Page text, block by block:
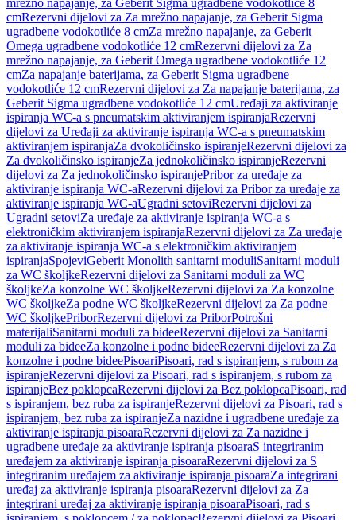
mrežno napajanje, za Geberit Sigma ugradbene vodokotliće 8
cmRezervni dijelovi za Za mrežno napajanje, za Geberit Sigma
ugradbene vodokotliće 8 cmZa mrežno napajanje, za Geberit
Omega ugradbene vodokotliće 12 cmRezervni dijelovi za Za
mrežno napajanje, za Geberit Omega ugradbene vodokotliće 12
cmZa napajanje baterijama, za Geberit Sigma ugradbene
vodokotliće 12 cmRezervni dijelovi za Za napajanje baterijama, za
Geberit Sigma ugradbene vodokotliće 12 cmUređaji za aktiviranje
ispiranja WC-a s pneumatskim aktiviranjem ispiranjaRezervni
dijelovi za Uređaji za aktiviranje ispiranja WC-a s pneumatskim
aktiviranjem ispiranjaZa dvokoličinsko ispiranjeRezervni dijelovi za
Za dvokoličinsko ispiranjeZa jednokoličinsko ispiranjeRezervni
dijelovi za Za jednokoličinsko ispiranjePribor za uređaje za
aktiviranje ispiranja WC-aRezervni dijelovi za Pribor za uređaje za
aktiviranje ispiranja WC-aUgradni setoviRezervni dijelovi za
Ugradni setoviZa uređaje za aktiviranje ispiranja WC-a s
elektroničkim aktiviranjem ispiranjaRezervni dijelovi za Za uređaje
za aktiviranje ispiranja WC-a s elektroničkim aktiviranjem
ispiranjaSpojeviGeberit Monolith sanitarni moduliSanitarni moduli
za WC školjkeRezervni dijelovi za Sanitarni moduli za WC
školjkeZa konzolne WC školjkeRezervni dijelovi za Za konzolne
WC školjkeZa podne WC školjkeRezervni dijelovi za Za podne
WC školjkePriborRezervni dijelovi za PriborPotrošni
materijaliSanitarni moduli za bideeRezervni dijelovi za Sanitarni
moduli za bideeZa konzolne i podne bideeRezervni dijelovi za Za
konzolne i podne bideePisoariPisoari, rad s ispiranjem, s rubom za
ispiranjeRezervni dijelovi za Pisoari, rad s ispiranjem, s rubom za
ispiranjeBez poklopcaRezervni dijelovi za Bez poklopcaPisoari, rad
s ispiranjem, bez ruba za ispiranjeRezervni dijelovi za Pisoari, rad s
ispiranjem, bez ruba za ispiranjeZa nazidne i ugradbene uređaje za
aktiviranje ispiranja pisoaraRezervni dijelovi za Za nazidne i
ugradbene uređaje za aktiviranje ispiranja pisoaraS integriranim
uređajem za aktiviranje ispiranja pisoaraRezervni dijelovi za S
integriranim uređajem za aktiviranje ispiranja pisoaraZa integrirani
uređaj za aktiviranje ispiranja pisoaraRezervni dijelovi za Za
integrirani uređaj za aktiviranje ispiranja pisoaraPisoari, rad s